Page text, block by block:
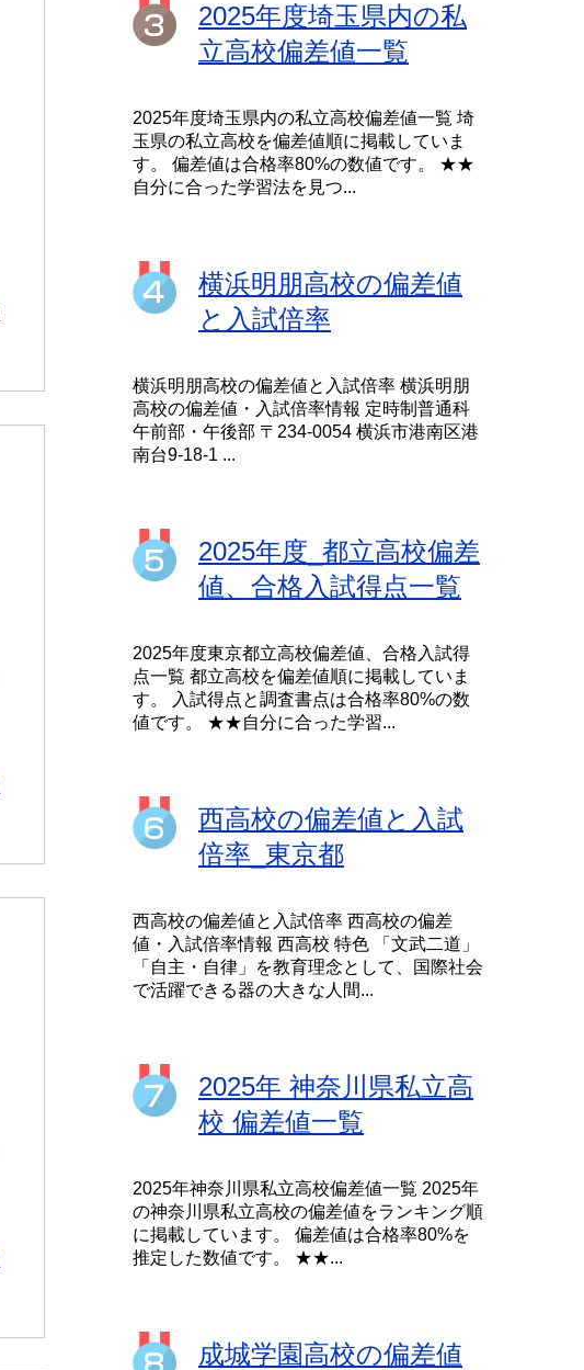
2025年度埼玉県内の私
立高校偏差値一覧
2025年度埼玉県内の私立高校偏差値一覧 埼
玉県の私立高校を偏差値順に掲載していま
す。 偏差値は合格率80%の数値です。 ★★
自分に合った学習法を見つ...
横浜明朋高校の偏差値
と入試倍率
横浜明朋高校の偏差値と入試倍率 横浜明朋
高校の偏差値・入試倍率情報 定時制普通科
午前部・午後部 〒234-0054 横浜市港南区港
南台9-18-1 ...
2025年度_都立高校偏差
値、合格入試得点一覧
2025年度東京都立高校偏差値、合格入試得
点一覧 都立高校を偏差値順に掲載していま
す。 入試得点と調査書点は合格率80%の数
値です。 ★★自分に合った学習...
西高校の偏差値と入試
倍率_東京都
西高校の偏差値と入試倍率 西高校の偏差
値・入試倍率情報 西高校 特色 「文武二道」
「自主・自律」を教育理念として、国際社会
で活躍できる器の大きな人間...
2025年 神奈川県私立高
校 偏差値一覧
2025年神奈川県私立高校偏差値一覧 2025年
の神奈川県私立高校の偏差値をランキング順
に掲載しています。 偏差値は合格率80%を
推定した数値です。 ★★...
成城学園高校の偏差値